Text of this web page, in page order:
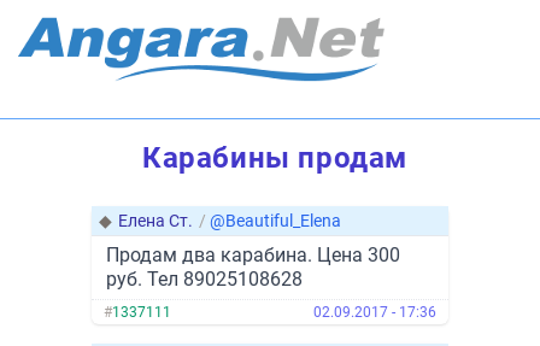
Карабины продам
◆ Елена Ст. / @Beautiful_Elena
Продам два карабина. Цена 300
руб. Тел 89025108628
#1337111 02.09.2017 - 17:36